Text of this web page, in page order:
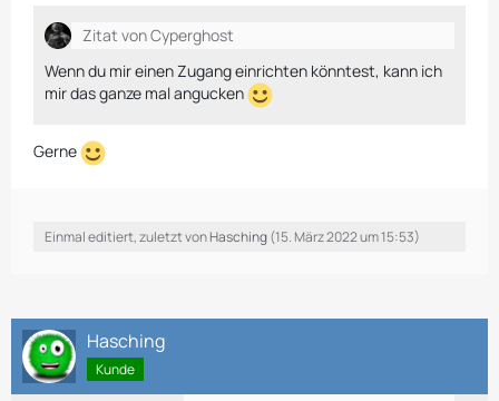
Zitat von Cyperghost
Wenn du mir einen Zugang einrichten könntest, kann ich
mir das ganze mal angucken
Gerne
Einmal editiert, zuletzt vonHasching(15. März 2022 um 15:53)
Hasching
Kunde